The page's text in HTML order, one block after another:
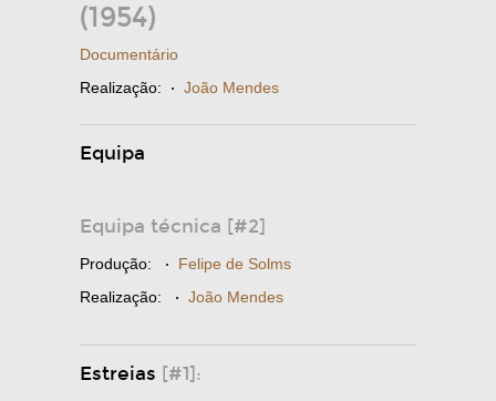
(1954)
Documentário
Realização: · João Mendes
Equipa
Equipa técnica [#2]
Produção: · Felipe de Solms
Realização: · João Mendes
Estreias [#1]: